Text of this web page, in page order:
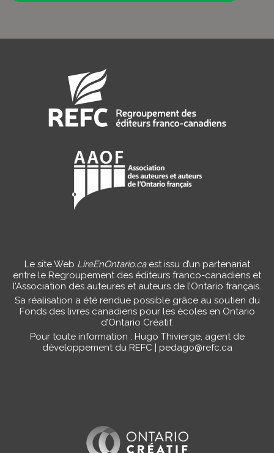
Le site Web LireEnOntario.caest issu d’un partenariat
entre le Regroupement des éditeurs franco-canadiens et
l’Association des auteures et auteurs de l’Ontario français.
Sa réalisation a été rendue possible grâce au soutien du
Fonds des livres canadiens pour les écoles en Ontario
d’Ontario Créatif.
Pour toute information : Hugo Thivierge, agent de
développement du REFC | pedago@refc.ca